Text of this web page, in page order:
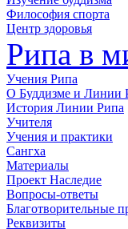
Философия спорта
Центр здоровья
Рипа в
Учения Рипа
О Буддизме и Линии
История Линии Рипа
Учителя
Учения и практики
Сангха
Материалы
Проект Наследие
Вопросы-ответы
Благотворительные
Реквизиты